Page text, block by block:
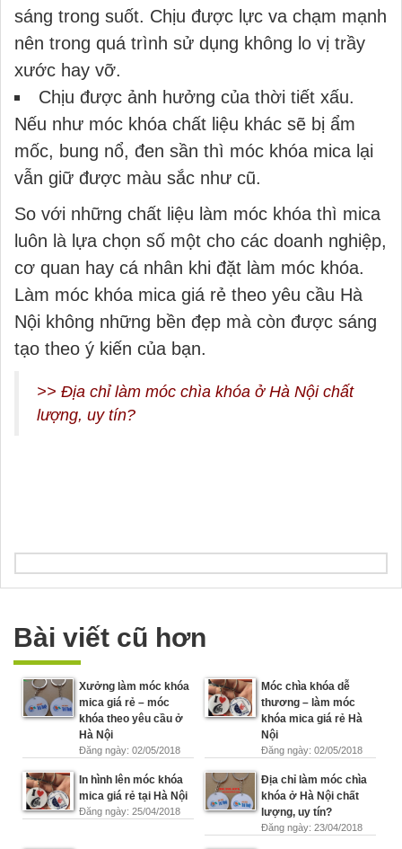
sáng trong suốt. Chịu được lực va chạm mạnh
nên trong quá trình sử dụng không lo vị trầy
xước hay vỡ.
Chịu được ảnh hưởng của thời tiết xấu.
Nếu như móc khóa chất liệu khác sẽ bị ẩm
mốc, bung nổ, đen sần thì móc khóa mica lại
vẫn giữ được màu sắc như cũ.
So với những chất liệu làm móc khóa thì mica
luôn là lựa chọn số một cho các doanh nghiệp,
cơ quan hay cá nhân khi đặt làm móc khóa.
Làm móc khóa mica giá rẻ theo yêu cầu Hà
Nội không những bền đẹp mà còn được sáng
tạo theo ý kiến của bạn.
>> Địa chỉ làm móc chìa khóa ở Hà Nội chất
lượng, uy tín?
Bài viết cũ hơn
Xưởng làm móc khóa
mica giá rẻ – móc
khóa theo yêu cầu ở
Hà Nội
Đăng ngày: 02/05/2018
Móc chìa khóa dễ
thương – làm móc
khóa mica giá rẻ Hà
Nội
Đăng ngày: 02/05/2018
In hình lên móc khóa
mica giá rẻ tại Hà Nội
Đăng ngày: 25/04/2018
Địa chỉ làm móc chìa
khóa ở Hà Nội chất
lượng, uy tín?
Đăng ngày: 23/04/2018